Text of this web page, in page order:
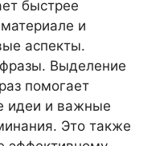
быстрее
и
аспекты.
Выделение
помогает
идеи и важные
Это также